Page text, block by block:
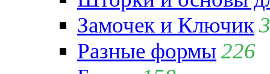
Замочек и Ключик
Разные формы 226